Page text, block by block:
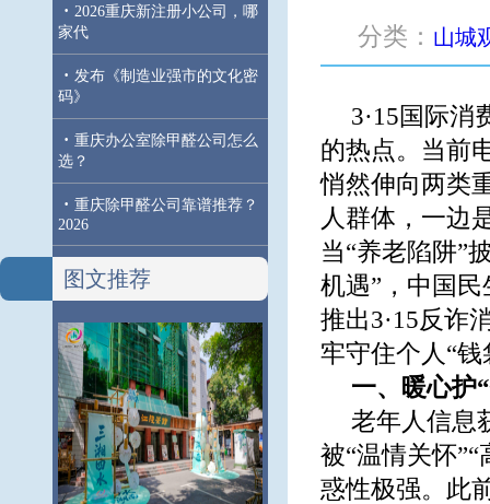
· 2026重庆新注册小公司，哪
家代
· 发布《制造业强市的文化密
码》
· 重庆办公室除甲醛公司怎么
选？
· 重庆除甲醛公司靠谱推荐？
2026
图文推荐
分类： 山城
3·15国际消
的热点。当前
悄然伸向两类
人群体，一边
当“养老陷阱”
机遇”，中国
推出3·15反诈
牢守住个人“钱
一、暖心护
老年人信息
被“温情关怀
惑性极强。此